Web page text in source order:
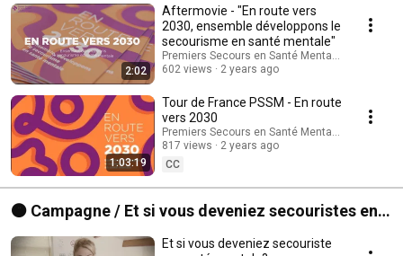
déterminants primaires de santé mentale et l’accès aux soins par le
Professeur Nicolas Franck (psychiatre et président du conseil scientifique
et pédagogique de PSSM France) Conclusion par Aurélien Rousseau
(ministre de la Santé et de la Prévention)
2:02
Aftermovie - "En route vers
2030, ensemble développons le
secourisme en santé mentale"
Premiers Secours en Santé Mentale - France
602 views
2 years ago
1:03:19
Tour de France PSSM - En route
vers 2030
Premiers Secours en Santé Mentale - France
817 views
2 years ago
CC
🟠 Campagne / Et si vous deveniez secouristes en
santé mentale ?
Et si vous deveniez secouriste